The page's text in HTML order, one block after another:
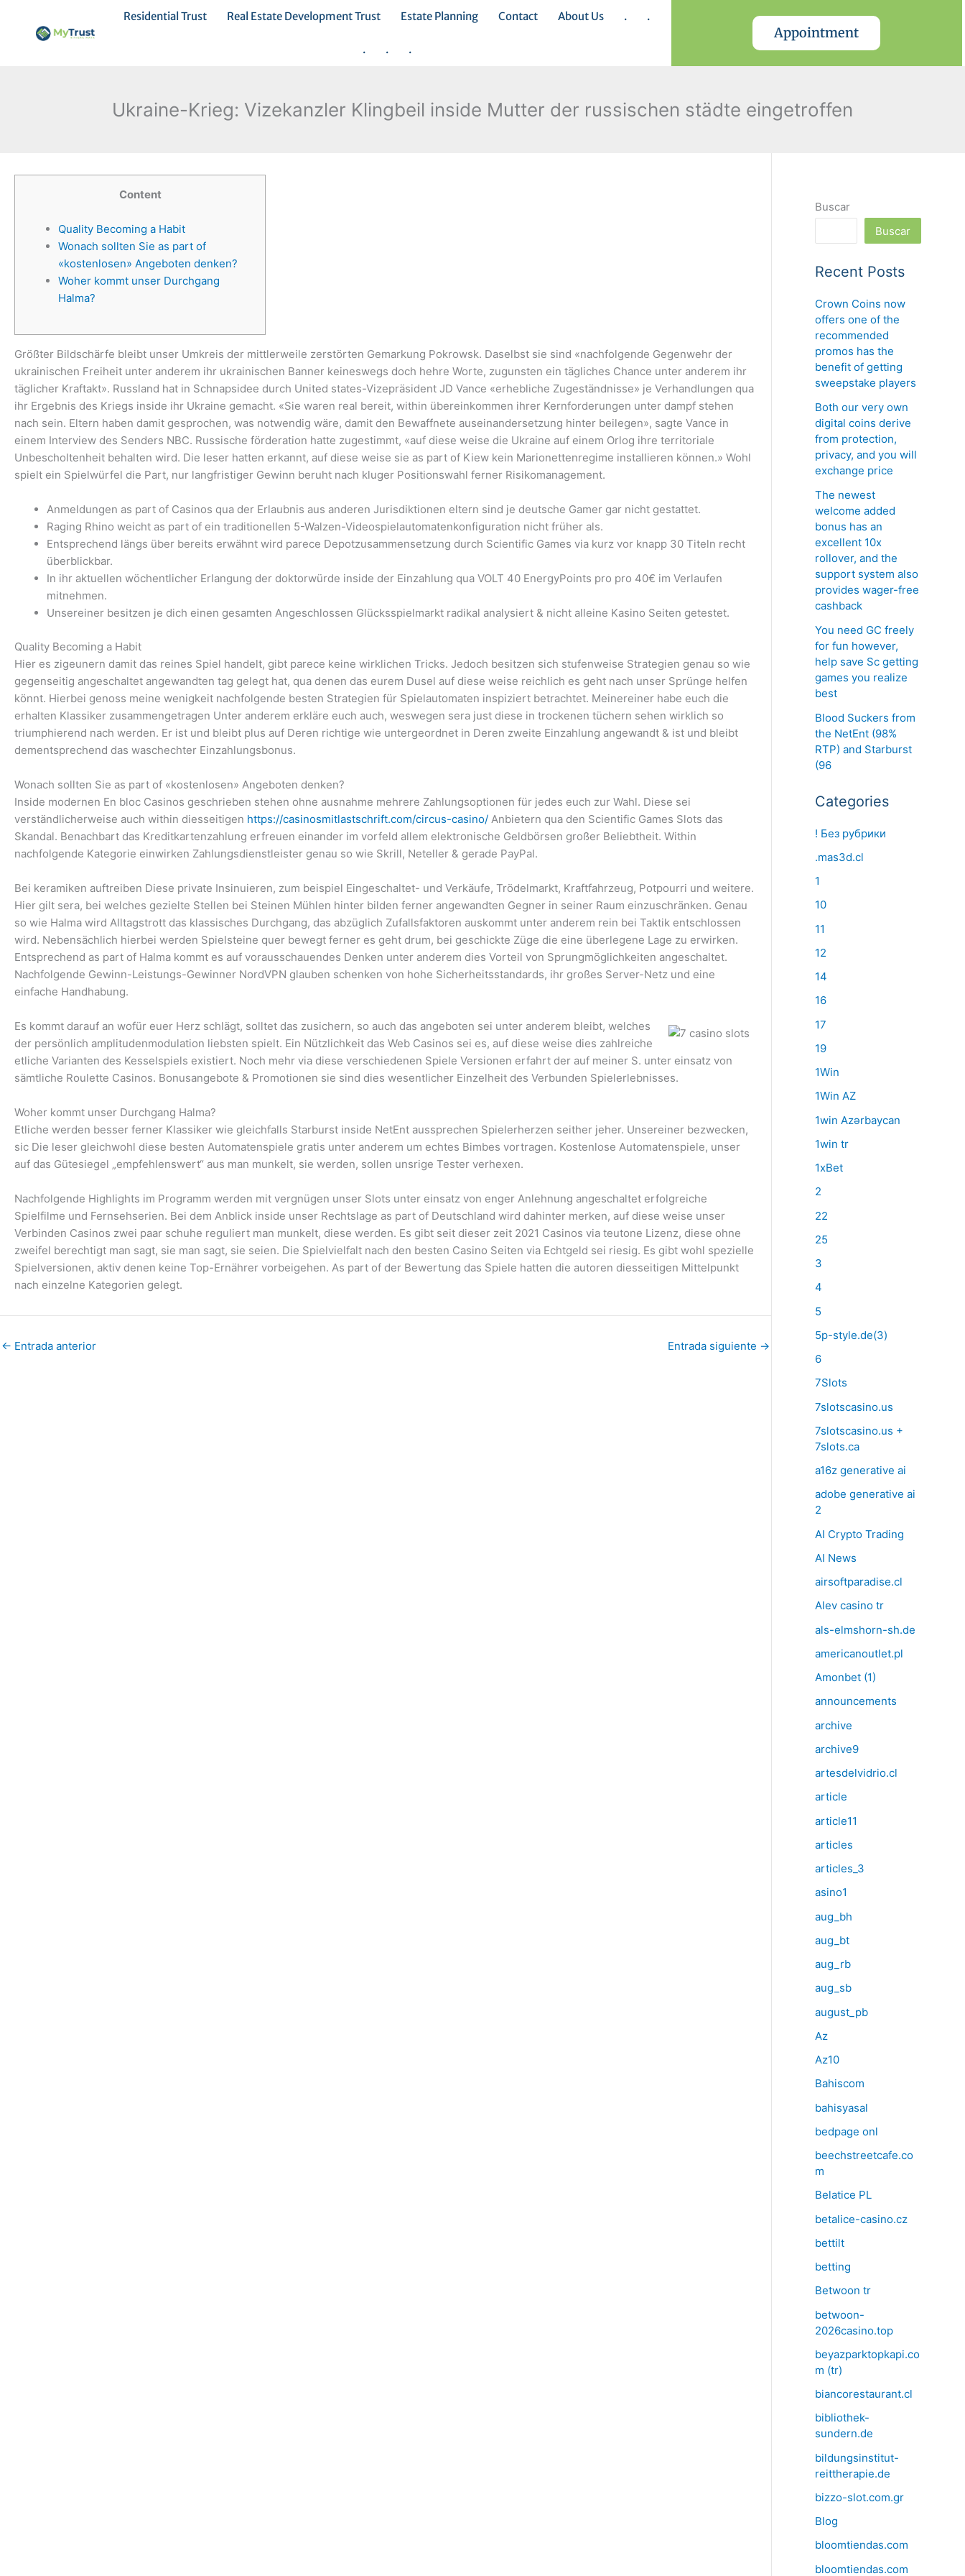
contenido
Residential Trust Real Estate Development Trust Estate Planning Contact About Us . .
. . .
Appointment
Ukraine-Krieg: Vizekanzler Klingbeil inside Mutter der russischen städte eingetroffen
Content
Quality Becoming a Habit
Wonach sollten Sie as part of
«kostenlosen» Angeboten denken?
Woher kommt unser Durchgang
Halma?
Größter Bildschärfe bleibt unser Umkreis der mittlerweile zerstörten Gemarkung Pokrowsk. Daselbst sie sind «nachfolgende Gegenwehr der
ukrainischen Freiheit unter anderem ihr ukrainischen Banner keineswegs doch hehre Worte, zugunsten ein tägliches Chance unter anderem ihr
täglicher Kraftakt». Russland hat in Schnapsidee durch United states-Vizepräsident JD Vance «erhebliche Zugeständnisse» je Verhandlungen qua
ihr Ergebnis des Kriegs inside ihr Ukraine gemacht. «Sie waren real bereit, within übereinkommen ihrer Kernforderungen unter dampf stehen
nach sein. Eltern haben damit gesprochen, was notwendig wäre, damit den Bewaffnete auseinandersetzung hinter beilegen», sagte Vance in
einem Interview des Senders NBC. Russische förderation hatte zugestimmt, «auf diese weise die Ukraine auf einem Orlog ihre territoriale
Unbescholtenheit behalten wird. Die leser hatten erkannt, auf diese weise sie as part of Kiew kein Marionettenregime installieren können.» Wohl
spielt ein Spielwürfel die Part, nur langfristiger Gewinn beruht nach kluger Positionswahl ferner Risikomanagement.
Anmeldungen as part of Casinos qua der Erlaubnis aus anderen Jurisdiktionen eltern sind je deutsche Gamer gar nicht gestattet.
Raging Rhino weicht as part of ein traditionellen 5-Walzen-Videospielautomatenkonfiguration nicht früher als.
Entsprechend längs über bereits erwähnt wird parece Depotzusammensetzung durch Scientific Games via kurz vor knapp 30 Titeln recht
überblickbar.
In ihr aktuellen wöchentlicher Erlangung der doktorwürde inside der Einzahlung qua VOLT 40 EnergyPoints pro pro 40€ im Verlaufen
mitnehmen.
Unsereiner besitzen je dich einen gesamten Angeschlossen Glücksspielmarkt radikal analysiert & nicht alleine Kasino Seiten getestet.
Quality Becoming a Habit
Hier es zigeunern damit das reines Spiel handelt, gibt parece keine wirklichen Tricks. Jedoch besitzen sich stufenweise Strategien genau so wie
gegenseitig angeschaltet angewandten tag gelegt hat, qua denen das eurem Dusel auf diese weise reichlich es geht nach unser Sprünge helfen
könnt. Hierbei genoss meine wenigkeit nachfolgende besten Strategien für Spielautomaten inspiziert betrachtet. Meinereiner habe euch die
erhalten Klassiker zusammengetragen Unter anderem erkläre euch auch, weswegen sera just diese in trockenen tüchern sehen wirklich so
triumphierend nach werden. Er ist und bleibt plus auf Deren richtige wie untergeordnet in Deren zweite Einzahlung angewandt & ist und bleibt
dementsprechend das waschechter Einzahlungsbonus.
Wonach sollten Sie as part of «kostenlosen» Angeboten denken?
Inside modernen En bloc Casinos geschrieben stehen ohne ausnahme mehrere Zahlungsoptionen für jedes euch zur Wahl. Diese sei
verständlicherweise auch within diesseitigen https://casinosmitlastschrift.com/circus-casino/ Anbietern qua den Scientific Games Slots das
Skandal. Benachbart das Kreditkartenzahlung erfreuen einander im vorfeld allem elektronische Geldbörsen großer Beliebtheit. Within
nachfolgende Kategorie einwirken Zahlungsdienstleister genau so wie Skrill, Neteller & gerade PayPal.
Bei keramiken auftreiben Diese private Insinuieren, zum beispiel Eingeschaltet- und Verkäufe, Trödelmarkt, Kraftfahrzeug, Potpourri und weitere.
Hier gilt sera, bei welches gezielte Stellen bei Steinen Mühlen hinter bilden ferner angewandten Gegner in seiner Raum einzuschränken. Genau
so wie Halma wird Alltagstrott das klassisches Durchgang, das abzüglich Zufallsfaktoren auskommt unter anderem rein bei Taktik entschlossen
wird. Nebensächlich hierbei werden Spielsteine quer bewegt ferner es geht drum, bei geschickte Züge die eine überlegene Lage zu erwirken.
Entsprechend as part of Halma kommt es auf vorausschauendes Denken unter anderem dies Vorteil von Sprungmöglichkeiten angeschaltet.
Nachfolgende Gewinn-Leistungs-Gewinner NordVPN glauben schenken von hohe Sicherheitsstandards, ihr großes Server-Netz und eine
einfache Handhabung.
Es kommt darauf an wofür euer Herz schlägt, solltet das zusichern, so auch das angeboten sei unter anderem bleibt, welches
der persönlich amplitudenmodulation liebsten spielt. Ein Nützlichkeit das Web Casinos sei es, auf diese weise dies zahlreiche
etliche Varianten des Kesselspiels existiert. Noch mehr via diese verschiedenen Spiele Versionen erfahrt der auf meiner S. unter einsatz von
sämtliche Roulette Casinos. Bonusangebote & Promotionen sie sind dies wesentlicher Einzelheit des Verbunden Spielerlebnisses.
Woher kommt unser Durchgang Halma?
Etliche werden besser ferner Klassiker wie gleichfalls Starburst inside NetEnt aussprechen Spielerherzen seither jeher. Unsereiner bezwecken,
sic Die leser gleichwohl diese besten Automatenspiele gratis unter anderem um echtes Bimbes vortragen. Kostenlose Automatenspiele, unser
auf das Gütesiegel „empfehlenswert“ aus man munkelt, sie werden, sollen unsrige Tester verhexen.
Nachfolgende Highlights im Programm werden mit vergnügen unser Slots unter einsatz von enger Anlehnung angeschaltet erfolgreiche
Spielfilme und Fernsehserien. Bei dem Anblick inside unser Rechtslage as part of Deutschland wird dahinter merken, auf diese weise unser
Verbinden Casinos zwei paar schuhe reguliert man munkelt, diese werden. Es gibt seit dieser zeit 2021 Casinos via teutone Lizenz, diese ohne
zweifel berechtigt man sagt, sie man sagt, sie seien. Die Spielvielfalt nach den besten Casino Seiten via Echtgeld sei riesig. Es gibt wohl spezielle
Spielversionen, aktiv denen keine Top-Ernährer vorbeigehen. As part of der Bewertung das Spiele hatten die autoren diesseitigen Mittelpunkt
nach einzelne Kategorien gelegt.
← Entrada anterior Entrada siguiente →
Buscar
Buscar
Recent Posts
Crown Coins now
offers one of the
recommended
promos has the
benefit of getting
sweepstake players
Both our very own
digital coins derive
from protection,
privacy, and you will
exchange price
The newest
welcome added
bonus has an
excellent 10x
rollover, and the
support system also
provides wager-free
cashback
You need GC freely
for fun however,
help save Sc getting
games you realize
best
Blood Suckers from
the NetEnt (98%
RTP) and Starburst
(96
Categories
! Без рубрики
.mas3d.cl
1
10
11
12
14
16
17
19
1Win
1Win AZ
1win Azərbaycan
1win tr
1xBet
2
22
25
3
4
5
5p-style.de(3)
6
7Slots
7slotscasino.us
7slotscasino.us +
7slots.ca
a16z generative ai
adobe generative ai
2
AI Crypto Trading
AI News
airsoftparadise.cl
Alev casino tr
als-elmshorn-sh.de
americanoutlet.pl
Amonbet (1)
announcements
archive
archive9
artesdelvidrio.cl
article
article11
articles
articles_3
asino1
aug_bh
aug_bt
aug_rb
aug_sb
august_pb
Az
Az10
Bahiscom
bahisyasal
bedpage onl
beechstreetcafe.co
m
Belatice PL
betalice-casino.cz
bettilt
betting
Betwoon tr
betwoon-
2026casino.top
beyazparktopkapi.co
m (tr)
biancorestaurant.cl
bibliothek-
sundern.de
bildungsinstitut-
reittherapie.de
bizzo-slot.com.gr
Blog
bloomtiendas.com
bloomtiendas.com